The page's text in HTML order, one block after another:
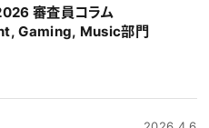
審査員コラム
Gaming, Music部門